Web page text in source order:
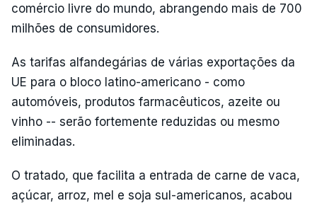
comércio livre do mundo, abrangendo mais de 700
milhões de consumidores.
As tarifas alfandegárias de várias exportações da
UE para o bloco latino-americano - como
automóveis, produtos farmacêuticos, azeite ou
vinho -- serão fortemente reduzidas ou mesmo
eliminadas.
O tratado, que facilita a entrada de carne de vaca,
açúcar, arroz, mel e soja sul-americanos, acabou